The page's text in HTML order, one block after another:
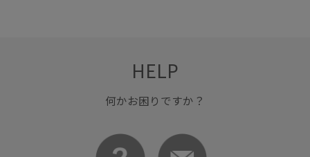
HELP
何かお困りですか？